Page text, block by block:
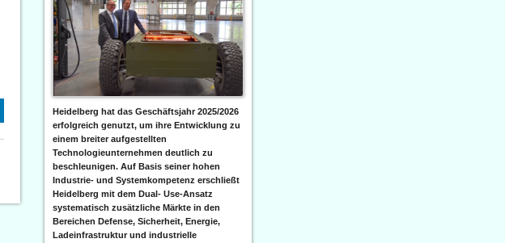
Heidelberg hat das Geschäftsjahr 2025/2026
erfolgreich genutzt, um ihre Entwicklung zu
einem breiter aufgestellten
Technologieunternehmen deutlich zu
beschleunigen. Auf Basis seiner hohen
Industrie- und Systemkompetenz erschließt
Heidelberg mit dem Dual- Use-Ansatz
systematisch zusätzliche Märkte in den
Bereichen Defense, Sicherheit, Energie,
Ladeinfrastruktur und industrielle